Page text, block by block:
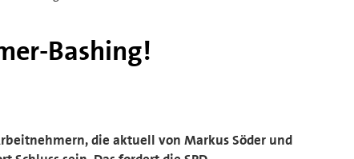
Bashing!
die aktuell von Markus Söder und